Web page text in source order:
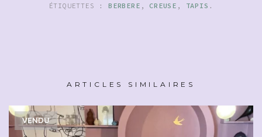
ÉTIQUETTES : BERBERE , CREUSE , TAPIS .
ARTICLES SIMILAIRES
VENDU